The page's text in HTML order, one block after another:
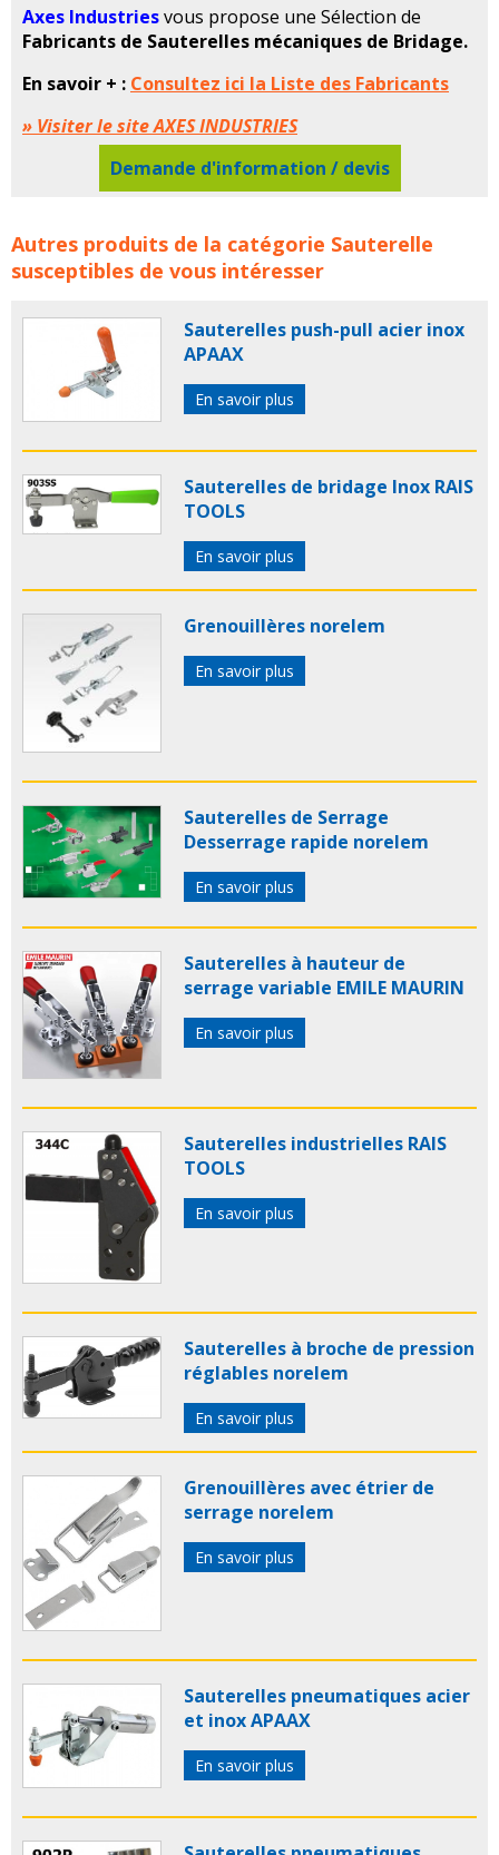
Axes Industriesvous propose une Sélection de
Fabricants de Sauterelles mécaniques de Bridage.
En savoir + : Consultez ici la Liste des Fabricants
» Visiter le site AXES INDUSTRIES
Demande d'information / devis
Tous les Fabricants de Sauterelles mécaniques de
Bridage concerne les familles de produits :
sauterelles de bridage
Autres produits de la catégorie Sauterelle
susceptibles de vous intéresser
Sauterelles push-pull acier inox
APAAX
En savoir plus
Sauterelles de bridage Inox RAIS
TOOLS
En savoir plus
Grenouillères norelem
En savoir plus
Sauterelles de Serrage
Desserrage rapide norelem
En savoir plus
Sauterelles à hauteur de
serrage variable EMILE MAURIN
En savoir plus
Sauterelles industrielles RAIS
TOOLS
En savoir plus
Sauterelles à broche de pression
réglables norelem
En savoir plus
Grenouillères avec étrier de
serrage norelem
En savoir plus
Sauterelles pneumatiques acier
et inox APAAX
En savoir plus